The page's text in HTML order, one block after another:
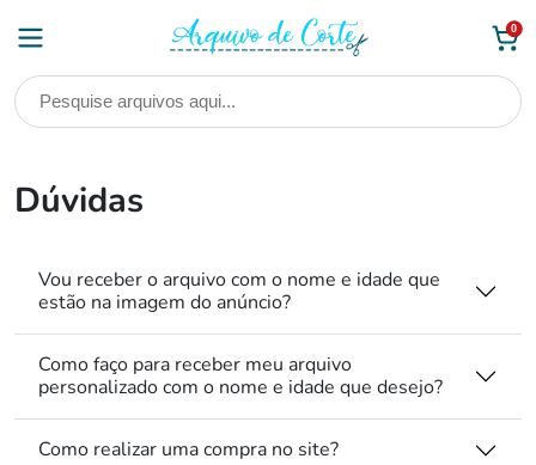
0
Dúvidas
Vou receber o arquivo com o nome e idade que
estão na imagem do anúncio?
Como faço para receber meu arquivo
personalizado com o nome e idade que desejo?
Como realizar uma compra no site?